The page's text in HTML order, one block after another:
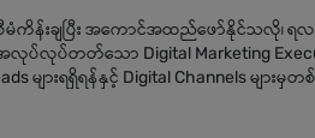
စီမံကိန်းချပြီး အကောင်အထည်ဖော်နိုင်သလို
အလုပ်လုပ်တတ်သော Digital Marketing
များရရှိရန်နှင့် Digital Channels မျ